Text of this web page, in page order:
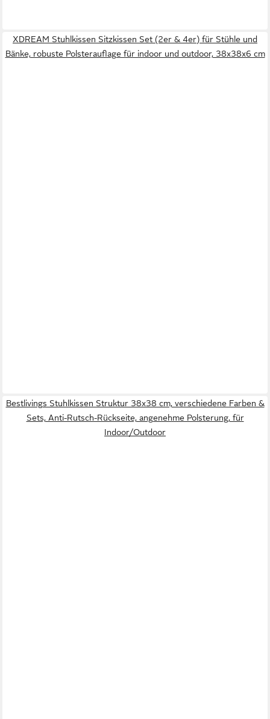
XDREAM Stuhlkissen Sitzkissen Set (2er & 4er) für Stühle und
Bänke, robuste Polsterauflage für indoor und outdoor, 38x38x6 cm
Bestlivings Stuhlkissen Struktur 38x38 cm, verschiedene Farben &
Sets, Anti-Rutsch-Rückseite, angenehme Polsterung, für
Indoor/Outdoor